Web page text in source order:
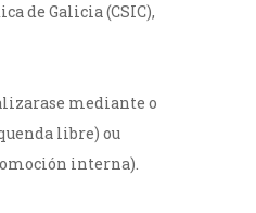
de Galicia (CSIC),
mediante o
libre) ou
interna).